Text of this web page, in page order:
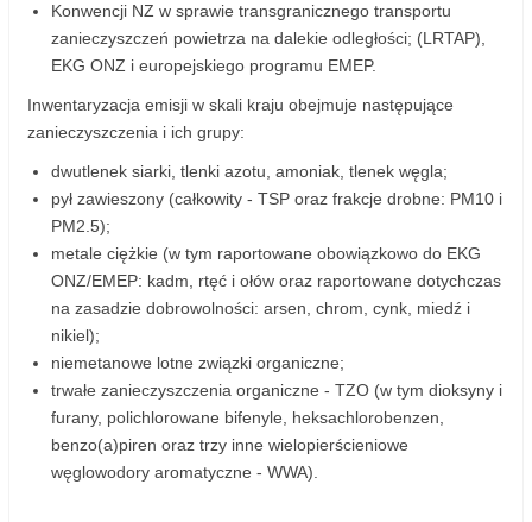
Konwencji NZ w sprawie transgranicznego transportu
zanieczyszczeń powietrza na dalekie odległości; (LRTAP),
EKG ONZ i europejskiego programu EMEP.
Inwentaryzacja emisji w skali kraju obejmuje następujące
zanieczyszczenia i ich grupy:
dwutlenek siarki, tlenki azotu, amoniak, tlenek węgla;
pył zawieszony (całkowity - TSP oraz frakcje drobne: PM10 i
PM2.5);
metale ciężkie (w tym raportowane obowiązkowo do EKG
ONZ/EMEP: kadm, rtęć i ołów oraz raportowane dotychczas
na zasadzie dobrowolności: arsen, chrom, cynk, miedź i
nikiel);
niemetanowe lotne związki organiczne;
trwałe zanieczyszczenia organiczne - TZO (w tym dioksyny i
furany, polichlorowane bifenyle, heksachlorobenzen,
benzo(a)piren oraz trzy inne wielopierścieniowe
węglowodory aromatyczne - WWA).